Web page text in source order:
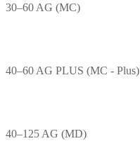
30–60 AG (MC)
40–60 AG PLUS (MC - Plus)
40–125 AG (MD)